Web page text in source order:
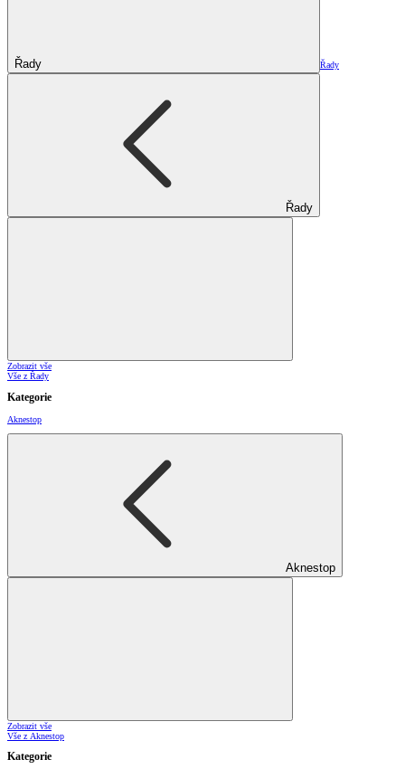
Řady Řady
Řady
Zobrazit vše
Vše z Řady
Kategorie
Aknestop
Aknestop
Zobrazit vše
Vše z Aknestop
Kategorie